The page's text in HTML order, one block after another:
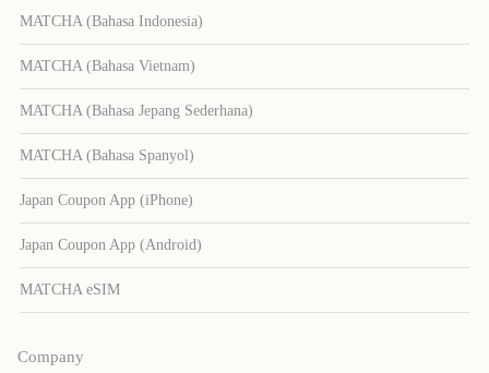
MATCHA (Bahasa Indonesia)
MATCHA (Bahasa Vietnam)
MATCHA (Bahasa Jepang Sederhana)
MATCHA (Bahasa Spanyol)
Japan Coupon App (iPhone)
Japan Coupon App (Android)
MATCHA eSIM
Company